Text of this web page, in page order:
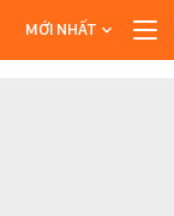
MỚI NHẤT